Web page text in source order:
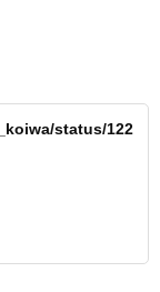
status/122